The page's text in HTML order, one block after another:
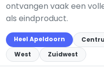
ontvangen vaak een
als eindproduct.
Heel Apeldoorn
West
Zuidwest